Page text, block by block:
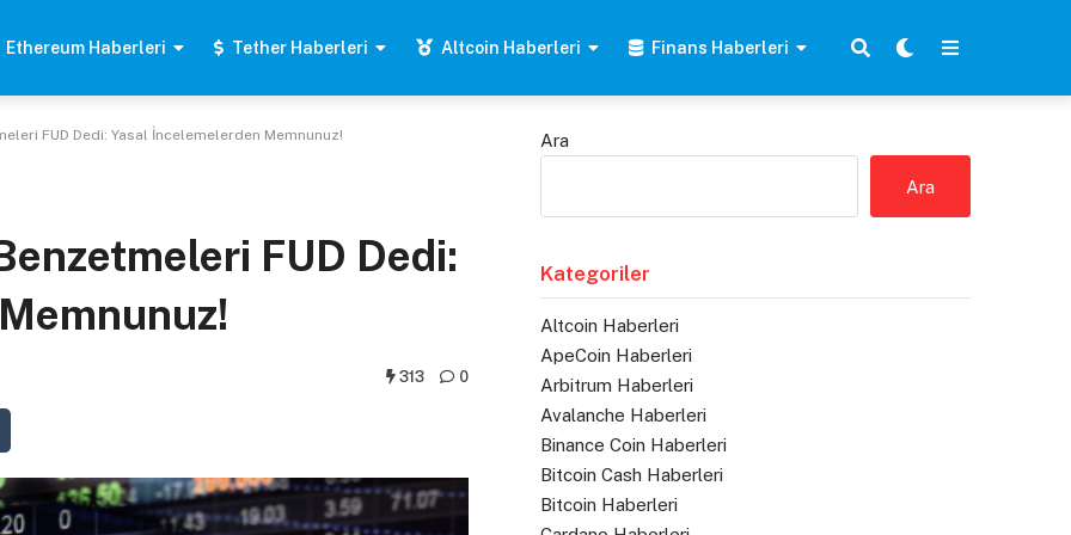
Ethereum Haberleri Tether Haberleri Altcoin Haberleri Finans Haberleri
FUD Dedi: Yasal İncelemelerden Memnunuz!
FUD Dedi:
313 0
Ara
Ara
Kategoriler
Altcoin Haberleri
ApeCoin Haberleri
Arbitrum Haberleri
Avalanche Haberleri
Binance Coin Haberleri
Bitcoin Cash Haberleri
Bitcoin Haberleri